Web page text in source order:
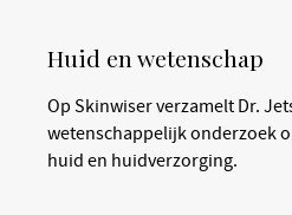
Huid en wetenschap
Op Skinwiser verzamelt Dr.
wetenschappelijk onderzoek
huid en huidverzorging.